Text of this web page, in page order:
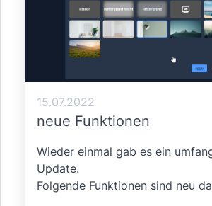
15.07.2022
neue Funktionen
Wieder einmal gab es ein
Update.
Folgende Funktionen sind neu